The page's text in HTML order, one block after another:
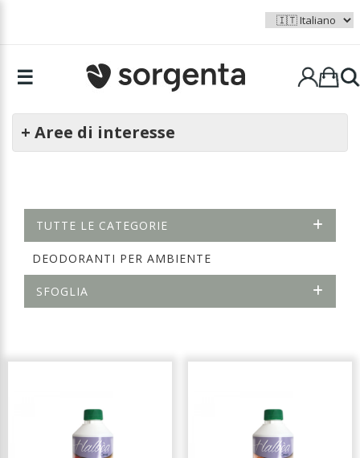
☰
+ Aree di interesse
TUTTE LE CATEGORIE
DEODORANTI PER AMBIENTE
SFOGLIA